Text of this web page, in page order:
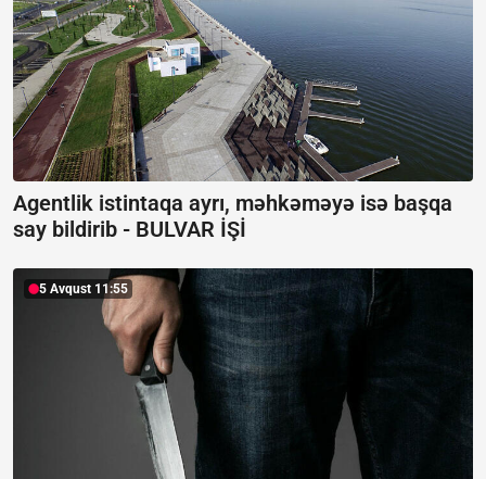
Agentlik istintaqa ayrı, məhkəməyə isə başqa
say bildirib - BULVAR İŞİ
5 Avqust 11:55